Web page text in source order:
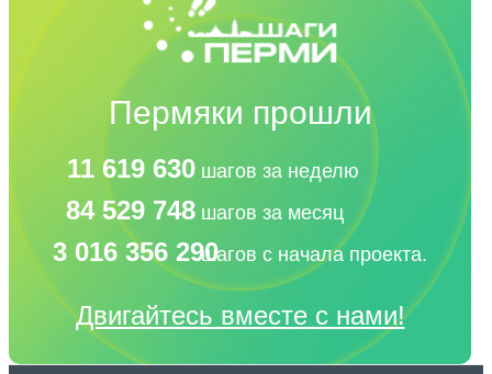
Пермяки прошли
11 619 630 шагов за неделю
84 529 748 шагов за месяц
3 016 356 290шагов с начала проекта.
Двигайтесь вместе с нами!